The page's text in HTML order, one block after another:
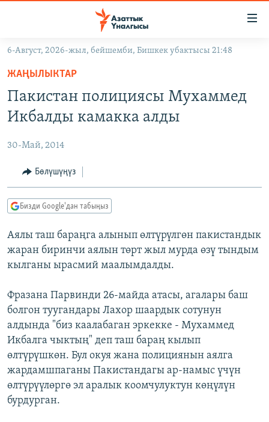
Навигацияга
өтүңүз
Издөөгө
салыңызКЫРГЫЗСТАН
ЭКОНОМИКА
МАДАНИЯТ
ДҮЙНӨ
БОРБОР АЗИЯ
АТАЙЫН ИЛИКТӨӨ
ТВ ПРОГРАММАЛАР
ЭКСПЕРТТЕР ТАЛДАЙТ
БИЗ ЖАНА ДҮЙНӨ
ДАНИСТЕ
ЫҢГАЙСЫЗ СУРООЛОР
ӨЗГӨЧӨ ПИКИР
Русский
ЭЕ/АРнун бардык сайттары
6-Август, 2026-жыл, бейшемби, Бишкек убактысы 21:48
ЖАҢЫЛЫКТАР
Пакистан полициясы Мухаммед
Икбалды камакка алды
30-Май, 2014
Бөлүшүңүз
Бизди Google'дан табыңыз
Аялы таш бараңга алынып өлтүрүлгөн пакистандык
жаран биринчи аялын төрт жыл мурда өзү тындым
кылганы ырасмий маалымдалды.
Фразана Парвинди 26-майда атасы, агалары баш
болгон туугандары Лахор шаардык сотунун
алдында "биз каалабаган эркекке - Мухаммед
Икбалга чыктың" деп таш бараң кылып
өлтүрүшкөн. Бул окуя жана полициянын аялга
жардамшпаганы Пакистандагы ар-намыс үчүн
өлтүрүүлөргө эл аралык коомчулуктун көңүлүн
бурдурган.